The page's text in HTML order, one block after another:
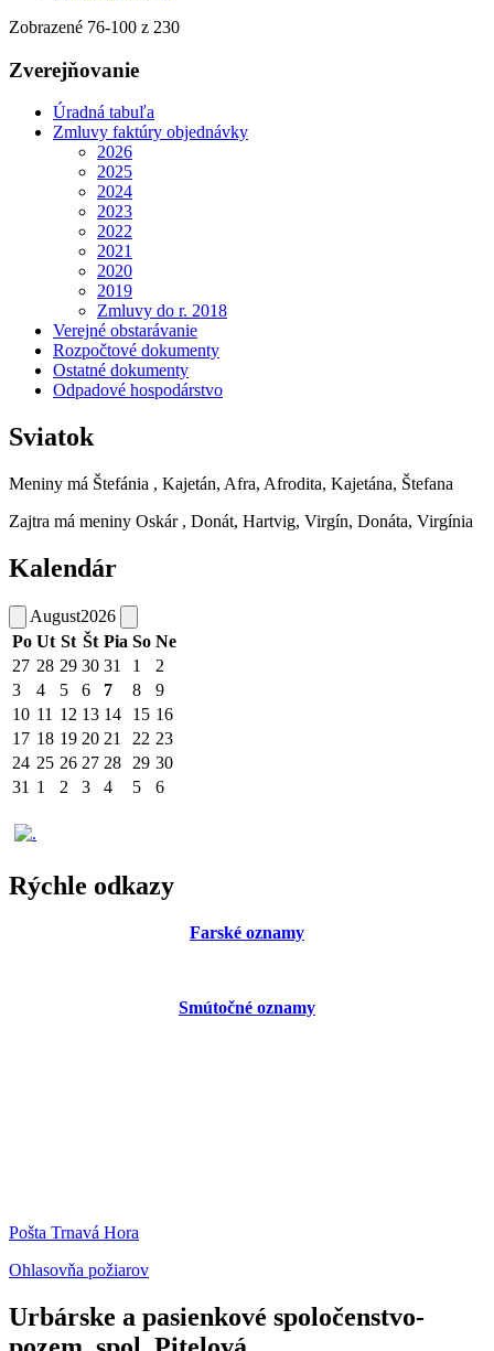
Zobrazené 76-100 z 230
Zverejňovanie
Úradná tabuľa
Zmluvy faktúry objednávky
2026
2025
2024
2023
2022
2021
2020
2019
Zmluvy do r. 2018
Verejné obstarávanie
Rozpočtové dokumenty
Ostatné dokumenty
Odpadové hospodárstvo
Sviatok
Meniny má Štefánia , Kajetán, Afra, Afrodita, Kajetána, Štefana
Zajtra má meniny Oskár , Donát, Hartvig, Virgín, Donáta, Virgínia
Kalendár
August2026
Po Ut St Št Pia So Ne
27 28 29 30 31 1
2
3
4 5 6 7 8
9
10 11 12 13 14 15 16
17 18 19 20 21 22 23
24 25 26 27 28 29 30
31 1 2 3 4 5 6
Rýchle odkazy
Farské oznamy
Smútočné oznamy
Pošta Trnavá Hora
Ohlasovňa požiarov
Urbárske a pasienkové spoločenstvo-